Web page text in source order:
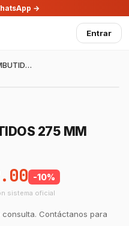
→
Entrar
REBANADORA EMBUTIDOS 275 MM RHINO
275 MM
-10%
sistema oficial
Contáctanos para